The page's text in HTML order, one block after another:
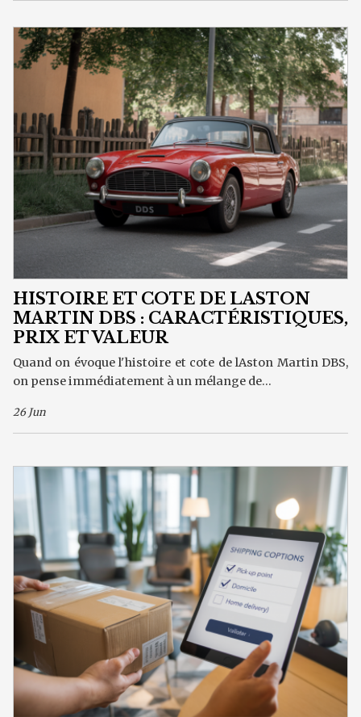
HISTOIRE ET COTE DE LASTON
MARTIN DBS : CARACTÉRISTIQUES,
PRIX ET VALEUR
Quand on évoque l'histoire et cote de lAston Martin DBS,
on pense immédiatement à un mélange de...
26 Jun